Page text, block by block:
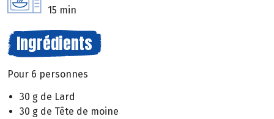
15 min
Ingrédients
Pour 6 personnes
30 g de Lard
30 g de Tête de moine